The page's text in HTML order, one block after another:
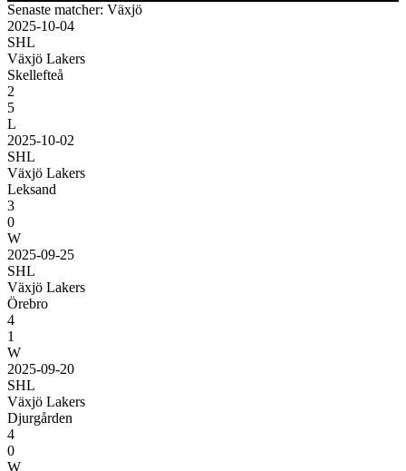
Senaste matcher: Växjö
2025-10-04
SHL
Växjö Lakers
Skellefteå
2
5
L
2025-10-02
SHL
Växjö Lakers
Leksand
3
0
W
2025-09-25
SHL
Växjö Lakers
Örebro
4
1
W
2025-09-20
SHL
Växjö Lakers
Djurgården
4
0
W